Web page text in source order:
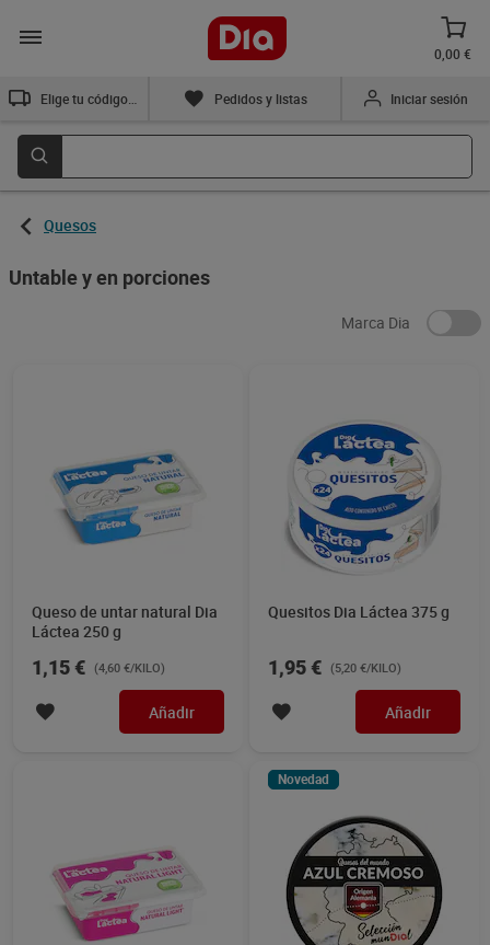
0,00 €
Pedidos y listas Iniciar sesión
Quesos
Untable y en porciones
Marca Dia
Queso de untar natural Dia
Láctea 250 g
1,15 € (4,60 €/KILO)
Añadir
Quesitos Dia Láctea 375 g
1,95 € (5,20 €/KILO)
Añadir
Novedad